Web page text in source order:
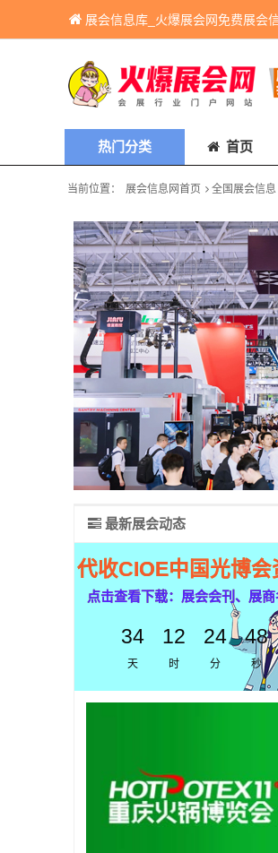
展会信息库_火爆展会网免费展会
热门分类 首页
当前位置： 展会信息网首页 全国展会信息
最新展会动态
代收CIOE中国光博会
点击查看下载：展会会刊、展
34
天
12
时
24
分
47
秒